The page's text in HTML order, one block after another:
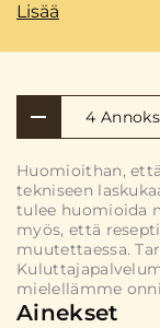
kärkeä taas
Lisää
4
Huomioithan,
tekniseen
tulee huomioida
myös, että
muutettaessa.
mielellämme
Ainekset